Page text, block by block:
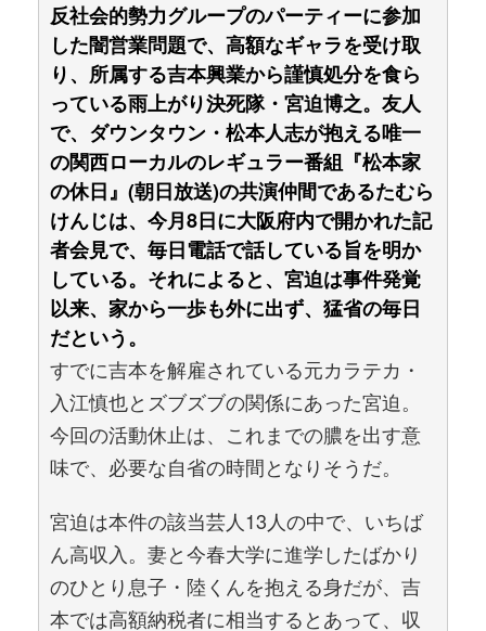
反社会的勢力グループのパーティーに参加
した闇営業問題で、高額なギャラを受け取
り、所属する吉本興業から謹慎処分を食ら
っている雨上がり決死隊・宮迫博之。友人
で、ダウンタウン・松本人志が抱える唯一
の関西ローカルのレギュラー番組『松本家
の休日』(朝日放送)の共演仲間であるたむら
けんじは、今月8日に大阪府内で開かれた記
者会見で、毎日電話で話している旨を明か
している。それによると、宮迫は事件発覚
以来、家から一歩も外に出ず、猛省の毎日
だという。
すでに吉本を解雇されている元カラテカ・
入江慎也とズブズブの関係にあった宮迫。
今回の活動休止は、これまでの膿を出す意
味で、必要な自省の時間となりそうだ。
宮迫は本件の該当芸人13人の中で、いちば
ん高収入。妻と今春大学に進学したばかり
のひとり息子・陸くんを抱える身だが、吉
本では高額納税者に相当するとあって、収